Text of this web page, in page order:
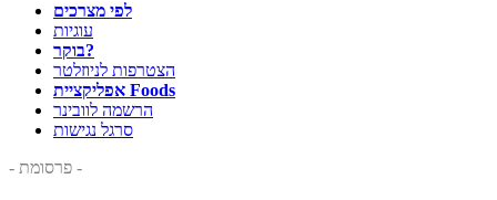
לפי מצרכים
עוגיות
בוקר?
הצטרפות לניוזלטר
אפליקציית Foods
הרשמה לוובינר
סרגל נגישות
- פרסומת -